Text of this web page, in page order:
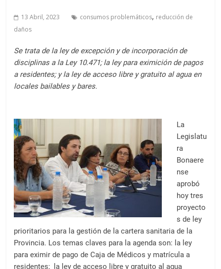
13 Abril, 2023 consumos problemáticos, reducción de
daños
Se trata de la ley de excepción y de incorporación de
disciplinas a la Ley 10.471; la ley para eximición de pagos
a residentes; y la ley de acceso libre y gratuito al agua en
locales bailables y bares.
La
Legislatu
ra
Bonaere
nse
aprobó
hoy tres
proyecto
s de ley
prioritarios para la gestión de la cartera sanitaria de la
Provincia. Los temas claves para la agenda son: la ley
para eximir de pago de Caja de Médicos y matrícula a
residentes; la ley de acceso libre y gratuito al agua